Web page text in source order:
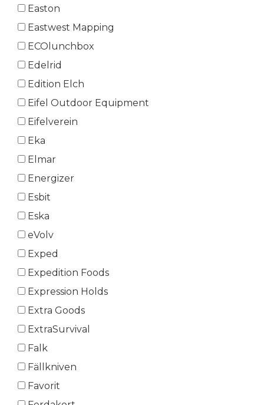
Easton
Eastwest Mapping
ECOlunchbox
Edelrid
Edition Elch
Eifel Outdoor Equipment
Eifelverein
Eka
Elmar
Energizer
Esbit
Eska
eVolv
Exped
Expedition Foods
Expression Holds
Extra Goods
ExtraSurvival
Falk
Fällkniven
Favorit